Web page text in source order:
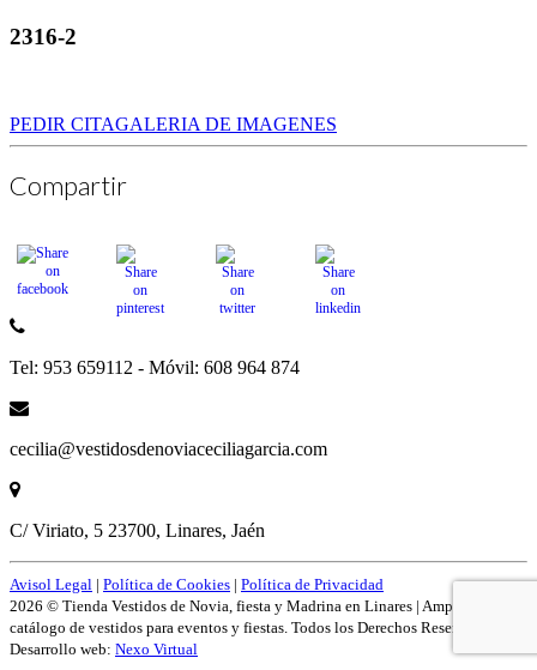
2316-2
PEDIR CITAGALERIA DE IMAGENES
Compartir
Tel: 953 659112 - Móvil: 608 964 874
cecilia@vestidosdenoviaceciliagarcia.com
C/ Viriato, 5 23700, Linares, Jaén
Avisol Legal | Política de Cookies | Política de Privacidad
2026 © Tienda Vestidos de Novia, fiesta y Madrina en Linares | Amplío
catálogo de vestidos para eventos y fiestas. Todos los Derechos Reservados.
Desarrollo web: Nexo Virtual